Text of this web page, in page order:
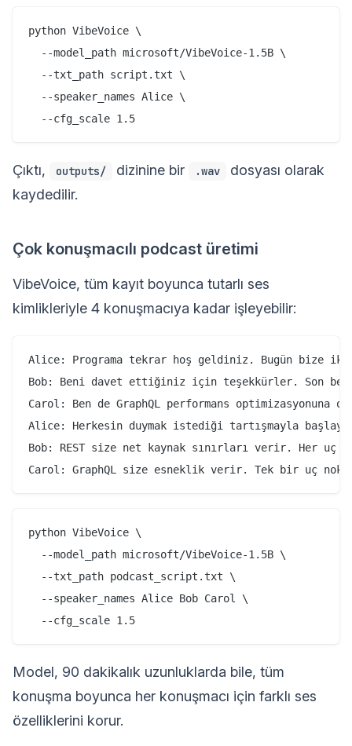
python VibeVoice \
  --model_path microsoft/VibeVoice-1.5B \
  --txt_path script.txt \
  --speaker_names Alice \
Çıktı, outputs/ dizinine bir .wav
dosyası olarak
kaydedilir.
Çok konuşmacılı podcast üretimi
VibeVoice, tüm kayıt boyunca tutarlı ses
kimlikleriyle 4 konuşmacıya kadar işleyebilir:
Alice: Programa tekrar hoş geldiniz. Bugün bize iki
Bob: Beni davet ettiğiniz için teşekkürler. Son beş
Carol: Ben de GraphQL performans optimizasyonuna
Alice: Herkesin duymak istediği tartışmayla
Bob: REST size net kaynak sınırları verir. Her
python VibeVoice \
  --model_path microsoft/VibeVoice-1.5B \
  --txt_path podcast_script.txt \
  --speaker_names Alice Bob Carol \
Model, 90 dakikalık uzunluklarda bile, tüm
konuşma boyunca her konuşmacı için farklı ses
özelliklerini korur.